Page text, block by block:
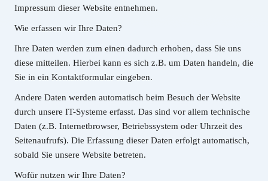
Impressum dieser Website entnehmen.
Wie erfassen wir Ihre Daten?
Ihre Daten werden zum einen dadurch erhoben, dass Sie uns
diese mitteilen. Hierbei kann es sich z.B. um Daten handeln, die
Sie in ein Kontaktformular eingeben.
Andere Daten werden automatisch beim Besuch der Website
durch unsere IT-Systeme erfasst. Das sind vor allem technische
Daten (z.B. Internetbrowser, Betriebssystem oder Uhrzeit des
Seitenaufrufs). Die Erfassung dieser Daten erfolgt automatisch,
sobald Sie unsere Website betreten.
Wofür nutzen wir Ihre Daten?